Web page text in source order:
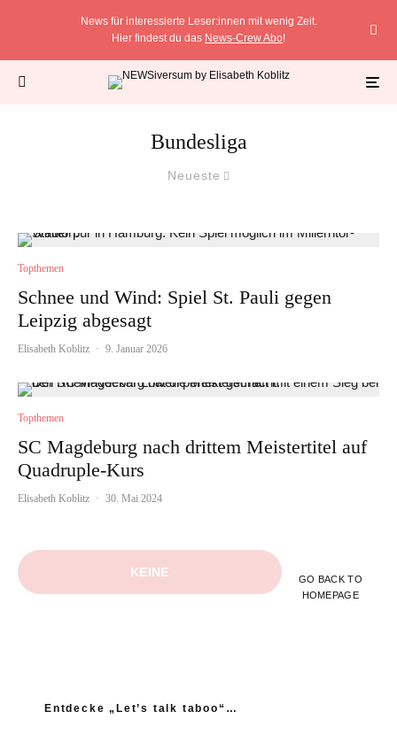
News für interessierte Leser:innen mit wenig Zeit.
Hier findest du das News-Crew Abo!
Bundesliga
Neueste
Topthemen
Schnee und Wind: Spiel St. Pauli gegen
Leipzig abgesagt
Elisabeth Koblitz · 9. Januar 2026
Topthemen
SC Magdeburg nach drittem Meistertitel auf
Quadruple-Kurs
Elisabeth Koblitz · 30. Mai 2024
KEINE
GO BACK TO
HOMEPAGE
Entdecke „Let’s talk taboo“…